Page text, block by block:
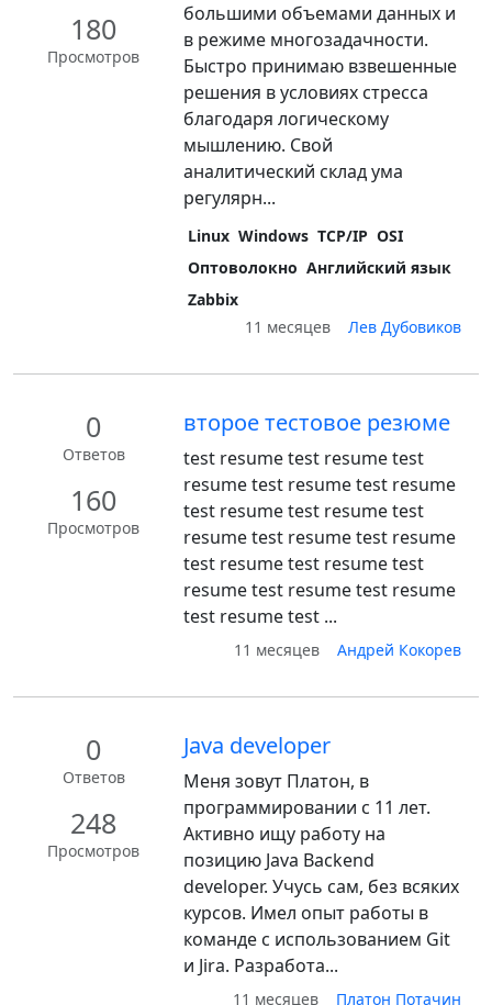
180
Просмотров
большими объемами данных и
в режиме многозадачности.
Быстро принимаю взвешенные
решения в условиях стресса
благодаря логическому
мышлению. Свой
аналитический склад ума
регулярн...
Linux Windows TCP/IP OSI
Оптоволокно Английский язык
Zabbix
11 месяцев
Лев Дубовиков
0
Ответов
160
Просмотров
второе тестовое резюме
test resume test resume test
resume test resume test resume
test resume test resume test
resume test resume test resume
test resume test resume test
resume test resume test resume
test resume test ...
11 месяцев Андрей Кокорев
0
Ответов
248
Просмотров
Java developer
Меня зовут Платон, в
программировании с 11 лет.
Активно ищу работу на
позицию Java Backend
developer. Учусь сам, без всяких
курсов. Имел опыт работы в
команде с использованием Git
и Jira. Разработа...
11 месяцев Платон Потачин